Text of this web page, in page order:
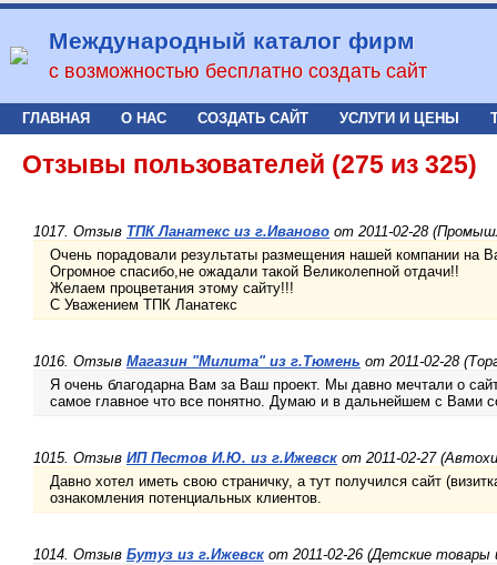
Международный каталог фирм
с возможностью бесплатно создать сайт
ГЛАВНАЯ О НАС СОЗДАТЬ САЙТ УСЛУГИ И ЦЕНЫ
Отзывы пользователей (275 из 325)
1017. Отзыв ТПК Ланатекс из г.Иваново от 2011-02-28
Очень порадовали результаты размещения нашей компании на
Огромное спасибо,не ожадали такой Великолепной отдачи!!
Желаем процветания этому сайту!!!
С Уважением ТПК Ланатекс
1016. Отзыв Магазин "Милита" из г.Тюмень от 2011-02-28
Я очень благодарна Вам за Ваш проект. Мы давно мечтали о
самое главное что все понятно. Думаю и в дальнейшем с Вами
1015. Отзыв ИП Пестов И.Ю. из г.Ижевск от 2011-02-27
Давно хотел иметь свою страничку, а тут получился сайт
ознакомления потенциальных клиентов.
1014. Отзыв Бутуз из г.Ижевск от 2011-02-26 (Детские товары